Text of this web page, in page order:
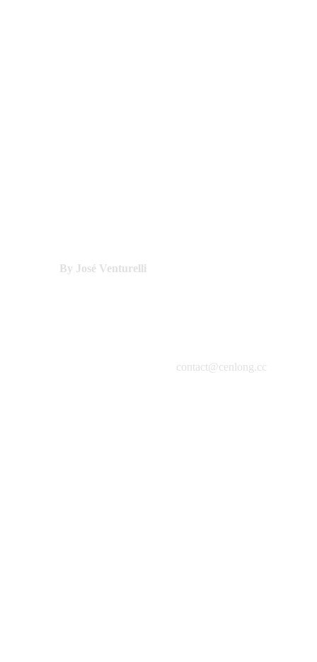
By José Venturelli
contact@cenlong.cc